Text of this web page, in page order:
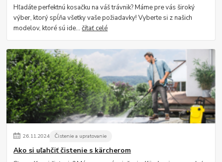
Hľadáte perfektnú kosačku na váš trávnik? Máme pre vás široký
výber, ktorý spĺňa všetky vaše požiadavky! Vyberte si z našich
modelov, ktoré sú ide...čítať celé
26.11.2024 Čistenie a upratovanie
Ako si uľahčiť čistenie s kärcherom